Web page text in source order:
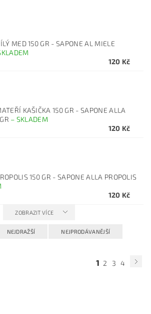
MED 150 GR - SAPONE AL MIELE
120 Kč
KAŠIČKA 150 GR - SAPONE ALLA
– SKLADEM
120 Kč
150 GR - SAPONE ALLA PROPOLIS
120 Kč
ZOBRAZIT VÍCE
NEJDRAŽŠÍ NEJPRODÁVANĚJŠÍ
1 2 3
4